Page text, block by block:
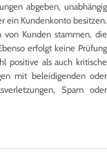
abgeben, unabhängig
ein Kundenkonto besitzen.
von Kunden stammen, die
erfolgt keine Prüfung
positive als auch kritische
mit beleidigenden oder
Spam oder